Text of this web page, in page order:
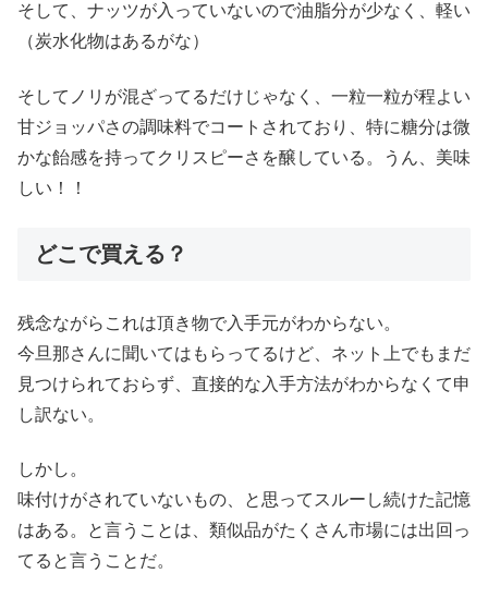
そして、ナッツが入っていないので油脂分が少なく、軽い
（炭水化物はあるがな）
そしてノリが混ざってるだけじゃなく、一粒一粒が程よい
甘ジョッパさの調味料でコートされており、特に糖分は微
かな飴感を持ってクリスピーさを醸している。うん、美味
しい！！
どこで買える？
残念ながらこれは頂き物で入手元がわからない。
今旦那さんに聞いてはもらってるけど、ネット上でもまだ
見つけられておらず、直接的な入手方法がわからなくて申
し訳ない。
しかし。
味付けがされていないもの、と思ってスルーし続けた記憶
はある。と言うことは、類似品がたくさん市場には出回っ
てると言うことだ。